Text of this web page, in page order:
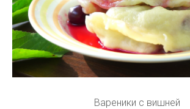
Вареники с вишней